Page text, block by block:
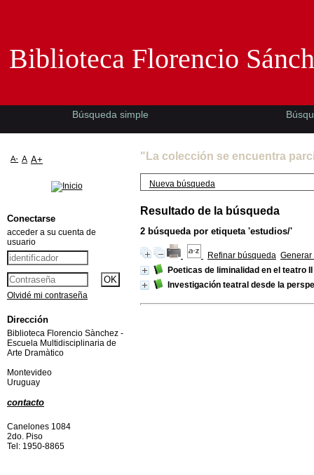
"La colección se encuentra
Nueva búsqueda
Resultado de la búsqueda
2 búsqueda por etiqueta 'estudios/'
Refinar búsqueda Generar
Poeticas de liminalidad en el teatro II
Investigación teatral desde la
Biblioteca Florencio
Búsqueda simple
A- A A+
Conectarse
acceder a su cuenta de
usuario
Olvidé mi contraseña
Dirección
Biblioteca Florencio Sànchez -
Escuela Multidisciplinaria de
Arte Dramàtico
Montevideo
Uruguay
contacto
Canelones 1084
2do. Piso
Tel: 1950-8865